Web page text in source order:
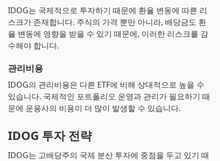
IDOG는 국제적으로 투자하기 때문에 환율 변동에 따른 리
스크가 존재합니다. 주식의 가격 뿐만 아니라, 배당금도 환
율 변동에 영향을 받을 수 있기 때문에, 이러한 리스크를 감
수해야 합니다.
관리비용
IDOG의 관리비용은 다른 ETF에 비해 상대적으로 높을 수
있습니다. 국제적인 포트폴리오 운영과 관리가 필요하기 때
문에 운용사의 비용이 더 많이 발생할 수 있습니다.
IDOG 투자 전략
IDOG는 고배당주의 국제 분산 투자에 중점을 두고 있기 때